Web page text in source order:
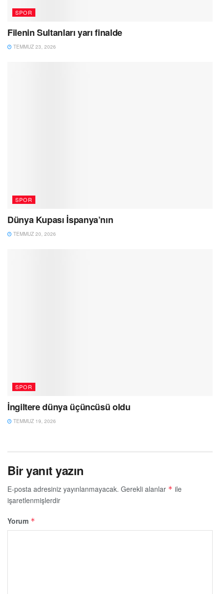
SPOR
Filenin Sultanları yarı finalde
TEMMUZ 23, 2026
SPOR
Dünya Kupası İspanya’nın
TEMMUZ 20, 2026
SPOR
İngiltere dünya üçüncüsü oldu
TEMMUZ 19, 2026
Bir yanıt yazın
E-posta adresiniz yayınlanmayacak. Gerekli alanlar * ile
işaretlenmişlerdir
Yorum *